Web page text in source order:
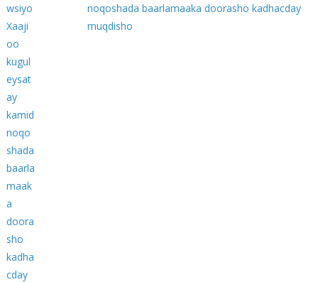
noqoshada baarlamaaka doorasho kadhacday
muqdisho